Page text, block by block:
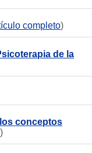
completo)
de la
conceptos
)